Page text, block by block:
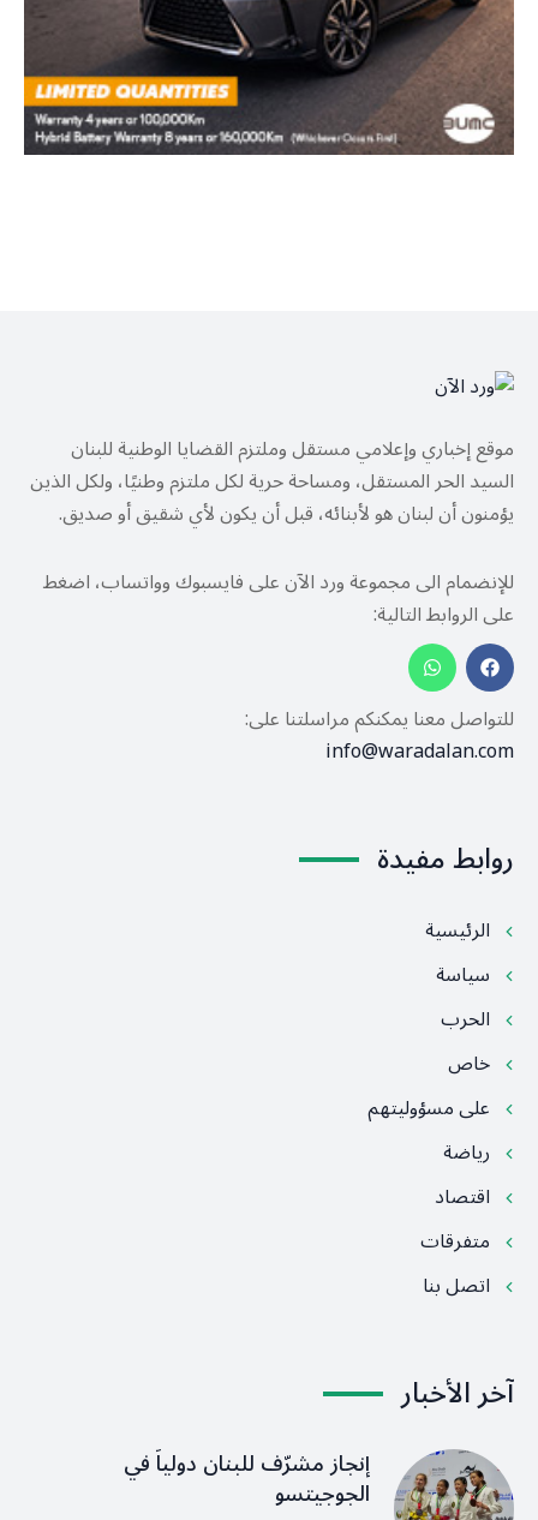
موقع إخباري وإعلامي مستقل وملتزم القضايا الوطنية للبنان
السيد الحر المستقل، ومساحة حرية لكل ملتزم وطنيًا، ولكل الذين
يؤمنون أن لبنان هو لأبنائه، قبل أن يكون لأي شقيق أو صديق.
للإنضمام الى مجموعة ورد الآن على فايسبوك وواتساب، اضغط
على الروابط التالية:
للتواصل معنا يمكنكم مراسلتنا على:
info@waradalan.com
روابط مفيدة
الرئيسية
سياسة
الحرب
خاص
على مسؤوليتهم
رياضة
اقتصاد
متفرقات
اتصل بنا
آخر الأخبار
إنجاز مشرّف للبنان دولياً في
الجوجيتسو